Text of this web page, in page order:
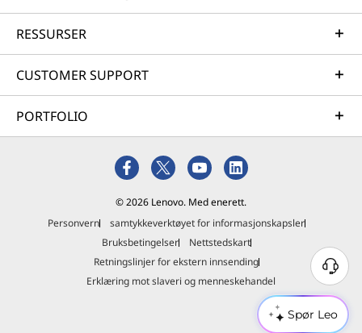
Spør Leo
RESSURSER
CUSTOMER SUPPORT
PORTFOLIO
© 2026 Lenovo. Med enerett.
Personvern
samtykkeverktøyet for informasjonskapsler
Bruksbetingelser
Nettstedskart
Retningslinjer for ekstern innsending
Erklæring mot slaveri og menneskehandel